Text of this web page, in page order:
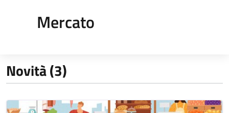
Mercato
Novità (3)